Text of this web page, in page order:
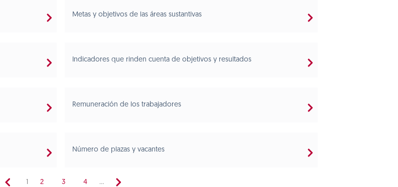
Metas y objetivos de las áreas sustantivas
Indicadores que rinden cuenta de objetivos y resultados
Remuneración de los trabajadores
Número de plazas y vacantes
1 2 3 4 ...